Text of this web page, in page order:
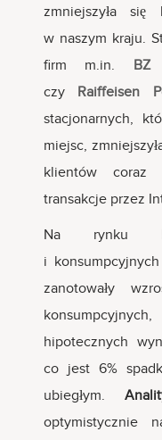
zmniejszyła się
w naszym kraju.
firm m.in.
BZ
czy
Raiffeisen
stacjonarnych,
miejsc,
klientów coraz
transakcje przez
Na rynku
i
zanotowały
hipotecznych
co jest 6%
ubiegłym.
optymistycznie